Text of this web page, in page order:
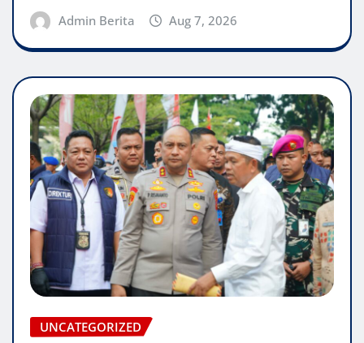
Admin Berita Aug 7, 2026
UNCATEGORIZED